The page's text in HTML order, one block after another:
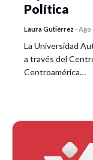
Política
Laura Gutiérrez -Ago
La Universidad
a través del
Centroamérica…